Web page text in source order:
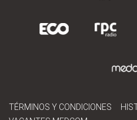
TÉRMINOS Y CONDICIONES